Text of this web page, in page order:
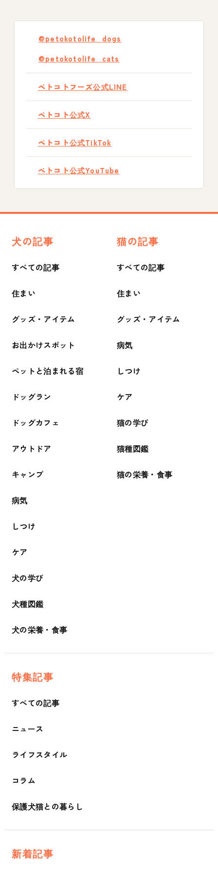
@petokotolife_dogs
@petokotolife_cats
ペトコトフーズ公式LINE
ペトコト公式X
ペトコト公式TikTok
ペトコト公式YouTube
犬の記事
すべての記事
住まい
グッズ・アイテム
お出かけスポット
ペットと泊まれる宿
ドッグラン
ドッグカフェ
アウトドア
キャンプ
病気
しつけ
ケア
犬の学び
犬種図鑑
犬の栄養・食事
猫の記事
すべての記事
住まい
グッズ・アイテム
病気
しつけ
ケア
猫の学び
猫種図鑑
猫の栄養・食事
特集記事
すべての記事
ニュース
ライフスタイル
コラム
保護犬猫との暮らし
新着記事